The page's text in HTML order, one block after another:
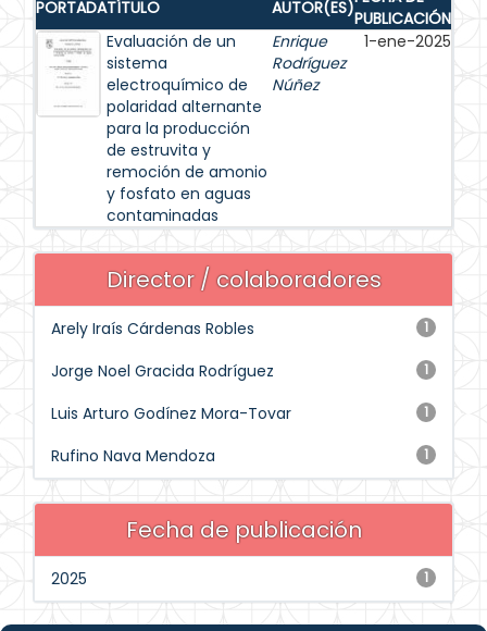
PORTADATÍTULO AUTOR(ES)PUBLICACIÓN
Evaluación de un
sistema
electroquímico de
polaridad alternante
para la producción
de estruvita y
remoción de amonio
y fosfato en aguas
contaminadas
Enrique
Rodríguez
Núñez
1-ene-2025
Director / colaboradores
1
Arely Iraís Cárdenas Robles
1
Jorge Noel Gracida Rodríguez
1
Luis Arturo Godínez Mora-Tovar
1
Rufino Nava Mendoza
Fecha de publicación
1
2025